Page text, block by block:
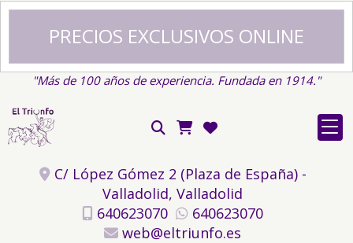
PRECIOS EXCLUSIVOS ONLINE
"Más de 100 años de experiencia. Fundada en 1914."
C/ López Gómez 2 (Plaza de España) -
Valladolid, Valladolid
640623070
640623070
web
eltriunfo.es